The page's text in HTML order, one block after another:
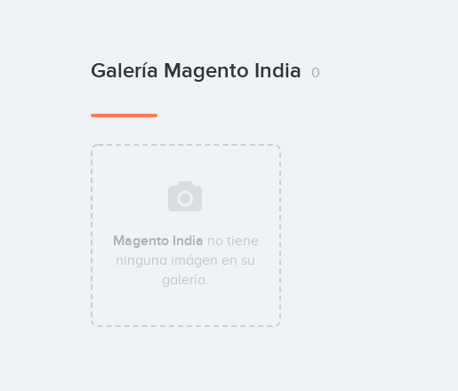
Galería Magento India 0
Magento India no tiene
ninguna imágen en su
galería.